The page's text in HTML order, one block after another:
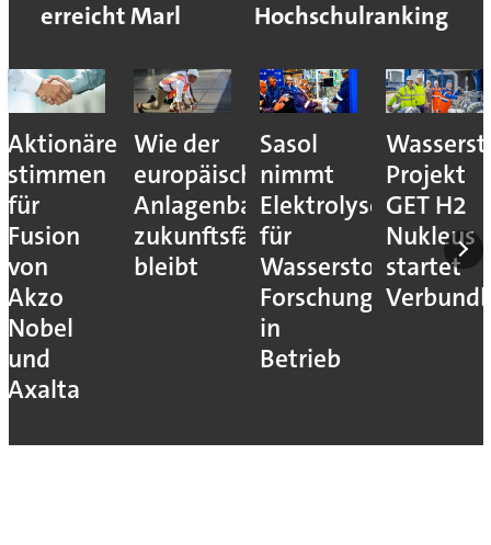
erreicht Marl
Hochschulranking
Aktionäre
stimmen
für
Fusion
von
Akzo
Nobel
und
Axalta
Wie der
europäische
Anlagenbau
zukunftsfähig
bleibt
Sasol
nimmt
Elektrolyseur
für
Wasserstoff-
Forschung
in
Betrieb
Projekt
GET H2
Nukleus
startet